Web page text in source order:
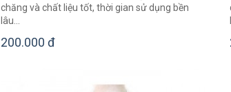
chăng và chất liệu tốt, thời gian sử dụng bền
lâu...
200.000 đ